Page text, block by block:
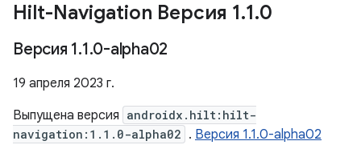
Hilt-Navigation Версия 1.1.0
Версия 1.1.0-alpha02
19 апреля 2023 г.
Выпущена версия androidx.hilt:hilt-
navigation:1.1.0-alpha02 . Версия 1.1.0-alpha02